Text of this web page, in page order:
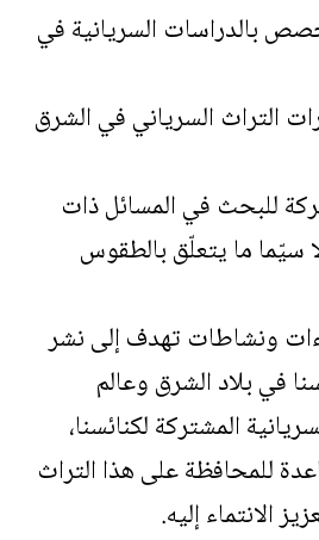
بالدراسات السريانية في
التراث السرياني في الشرق
للبحث في المسائل ذات
سيّما ما يتعلّق بالطقوس
ونشاطات تهدف إلى نشر
في بلاد الشرق وعالم
المشتركة لكنائسنا،
للمحافظة على هذا التراث
الانتماء إليه.